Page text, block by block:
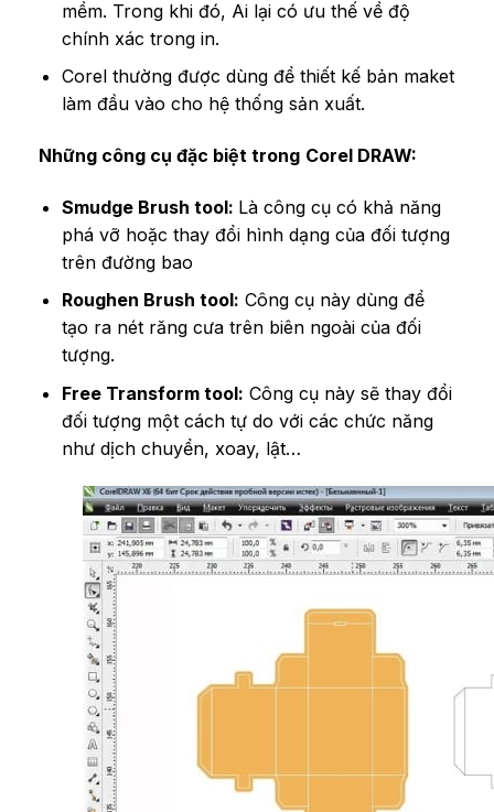
mềm. Trong khi đó, Ai lại có ưu thế về độ
chính xác trong in.
Corel thường được dùng để thiết kế bản maket
làm đầu vào cho hệ thống sản xuất.
Những công cụ đặc biệt trong Corel DRAW:
Smudge Brush tool: Là công cụ có khả năng
phá vỡ hoặc thay đổi hình dạng của đối tượng
trên đường bao
Roughen Brush tool: Công cụ này dùng để
tạo ra nét răng cưa trên biên ngoài của đối
tượng.
Free Transform tool: Công cụ này sẽ thay đổi
đối tượng một cách tự do với các chức năng
như dịch chuyển, xoay, lật…